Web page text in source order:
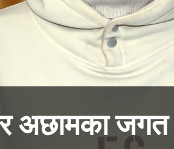
र अछामका जगत